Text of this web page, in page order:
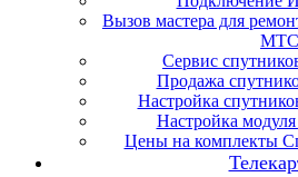
Вызов мастера для
Сервис
Продажа
Настройка
Настройка
Цены на комплекты